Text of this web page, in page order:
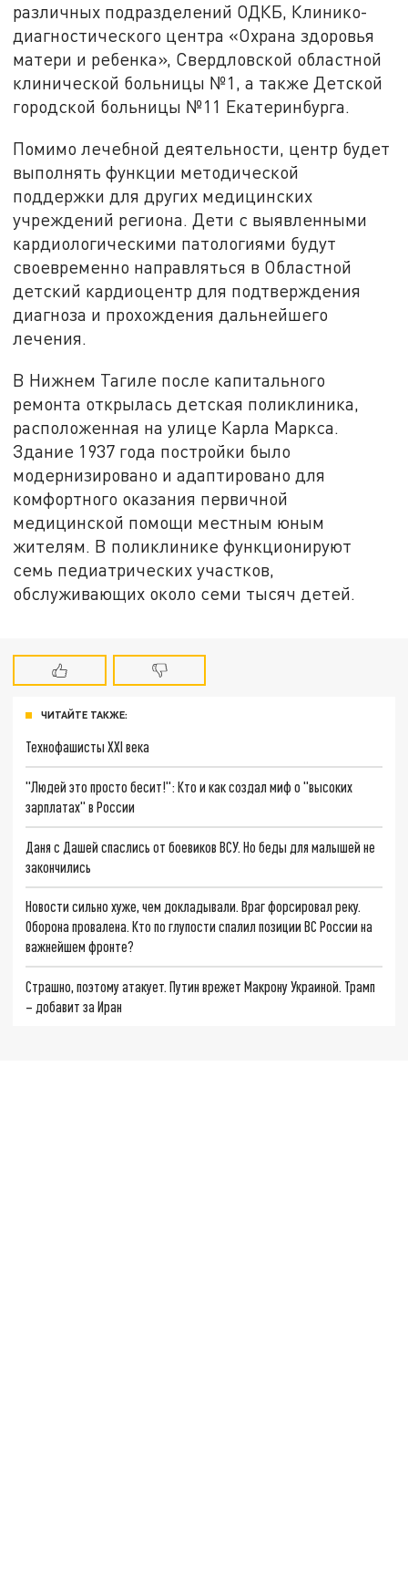
различных подразделений ОДКБ, Клинико-
диагностического центра «Охрана здоровья
матери и ребенка», Свердловской областной
клинической больницы №1, а также Детской
городской больницы №11 Екатеринбурга.
Помимо лечебной деятельности, центр будет
выполнять функции методической
поддержки для других медицинских
учреждений региона. Дети с выявленными
кардиологическими патологиями будут
своевременно направляться в Областной
детский кардиоцентр для подтверждения
диагноза и прохождения дальнейшего
лечения.
В Нижнем Тагиле после капитального
ремонта открылась детская поликлиника,
расположенная на улице Карла Маркса.
Здание 1937 года постройки было
модернизировано и адаптировано для
комфортного оказания первичной
медицинской помощи местным юным
жителям. В поликлинике функционируют
семь педиатрических участков,
обслуживающих около семи тысяч детей.
ЧИТАЙТЕ ТАКЖЕ:
Технофашисты XXI века
"Людей это просто бесит!": Кто и как создал миф о "высоких
зарплатах" в России
Даня с Дашей спаслись от боевиков ВСУ. Но беды для малышей не
закончились
Новости сильно хуже, чем докладывали. Враг форсировал реку.
Оборона провалена. Кто по глупости спалил позиции ВС России на
важнейшем фронте?
Страшно, поэтому атакует. Путин врежет Макрону Украиной. Трамп
– добавит за Иран